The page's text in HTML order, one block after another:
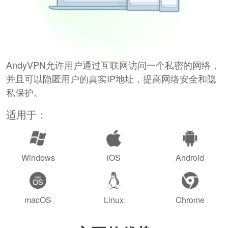
AndyVPN允许用户通过互联网访问一个私密的网络，
并且可以隐匿用户的真实IP地址，提高网络安全和隐
私保护。
适用于：
Windows iOS Android
macOS Linux Chrome